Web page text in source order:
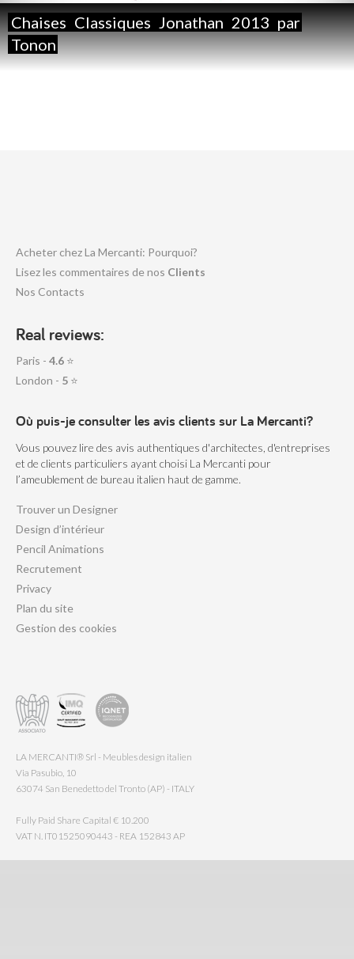
Chaises Classiques Jonathan 2013 par
Tonon
Acheter chez La Mercanti: Pourquoi?
Lisez les commentaires de nos Clients
Nos Contacts
Real reviews:
Paris - 4.6 ⭐
London - 5 ⭐
Où puis-je consulter les avis clients sur La Mercanti?
Vous pouvez lire des avis authentiques d'architectes, d'entreprises
et de clients particuliers ayant choisi La Mercanti pour
l’ameublement de bureau italien haut de gamme.
Trouver un Designer
Design d’intérieur
Pencil Animations
Recrutement
Privacy
Plan du site
Gestion des cookies
LA MERCANTI® Srl - Meubles design italien
Via Pasubio, 10
63074 San Benedetto del Tronto (AP) - ITALY
Fully Paid Share Capital € 10.200
VAT N. IT01525090443 - REA 152843 AP